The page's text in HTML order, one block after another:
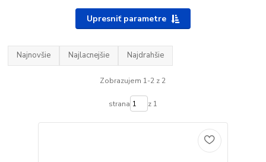
Upresniť parametre
Najnovšie Najlacnejšie Najdrahšie
Zobrazujem 1-2 z 2
strana z 1